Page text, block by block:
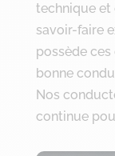
technique et
savoir-faire
possède
bonne
Nos
continue